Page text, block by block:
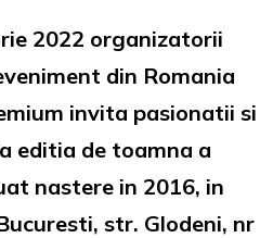
2022 organizatorii
din Romania
invita pasionatii si
editia de toamna a
nastere in 2016, in
str. Glodeni, nr